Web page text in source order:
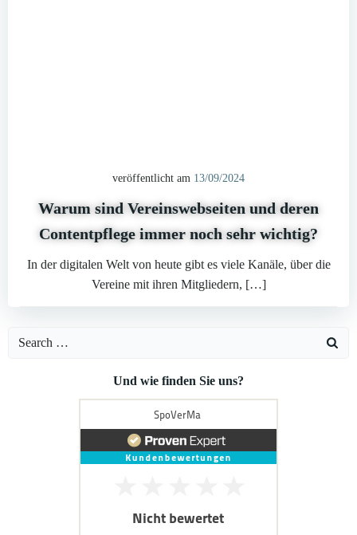
veröffentlicht am 13/09/2024
Warum sind Vereinswebseiten und deren
Contentpflege immer noch sehr wichtig?
In der digitalen Welt von heute gibt es viele Kanäle, über die
Vereine mit ihren Mitgliedern, […]
Search
Und wie finden Sie uns?